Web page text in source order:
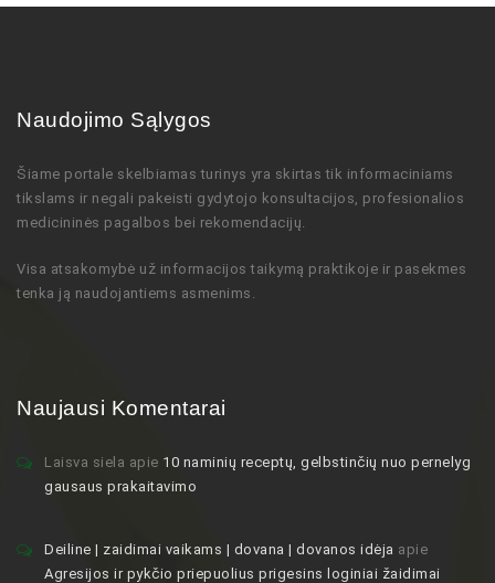
Naudojimo Sąlygos
Šiame portale skelbiamas turinys yra skirtas tik informaciniams
tikslams ir negali pakeisti gydytojo konsultacijos, profesionalios
medicininės pagalbos bei rekomendacijų
Visa atsakomybė už informacijos taikymą praktikoje ir pasekmes
tenka ją naudojantiems asmenims.
Naujausi Komentarai
Laisva siela apie 10 naminių receptų, gelbstinčių nuo pernelyg
gausaus prakaitavimo
Deiline | zaidimai vaikams | dovana | dovanos idėja apie
Agresijos ir pykčio priepuolius prigesins loginiai žaidimai